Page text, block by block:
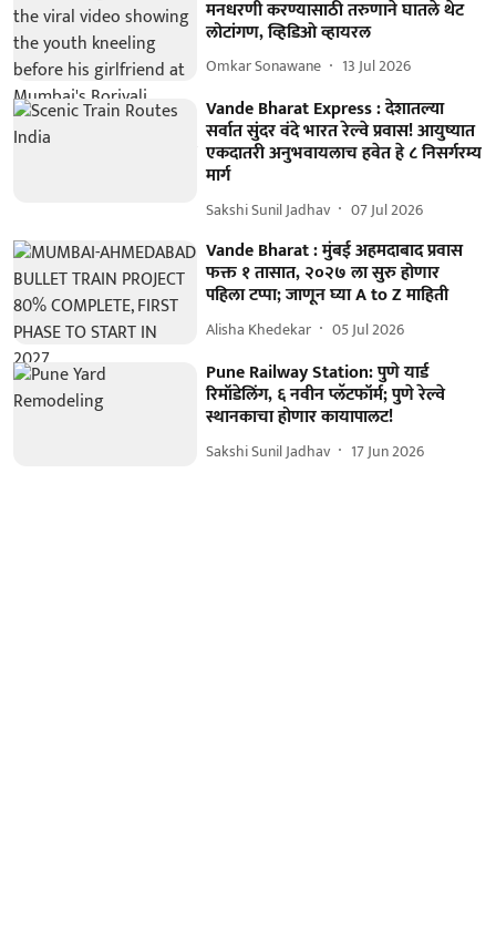
मनधरणी करण्यासाठी तरुणाने घातले थेट
लोटांगण, व्हिडिओ व्हायरल
Omkar Sonawane 13 Jul 2026
Vande Bharat Express : देशातल्या
सर्वात सुंदर वंदे भारत रेल्वे प्रवास! आयुष्यात
एकदातरी अनुभवायलाच हवेत हे ८ निसर्गरम्य
मार्ग
Sakshi Sunil Jadhav 07 Jul 2026
Vande Bharat : मुंबई अहमदाबाद प्रवास
फक्त १ तासात, २०२७ ला सुरु होणार
पहिला टप्पा; जाणून घ्या A to Z माहिती
Alisha Khedekar 05 Jul 2026
Pune Railway Station: पुणे यार्ड
रिमॉडेलिंग, ६ नवीन प्लॅटफॉर्म; पुणे रेल्वे
स्थानकाचा होणार कायापालट!
Sakshi Sunil Jadhav 17 Jun 2026